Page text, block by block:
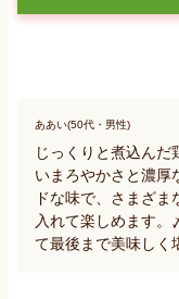
ああい(50代・男性)
じっくりと煮込んだ
いまろやかさと濃厚
ドな味で、さまざ
入れて楽しめます。
て最後まで美味しく